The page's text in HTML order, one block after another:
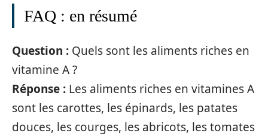
FAQ : en résumé
Question : Quels sont les aliments riches en
vitamine A ?
Réponse : Les aliments riches en vitamines A
sont les carottes, les épinards, les patates
douces, les courges, les abricots, les tomates